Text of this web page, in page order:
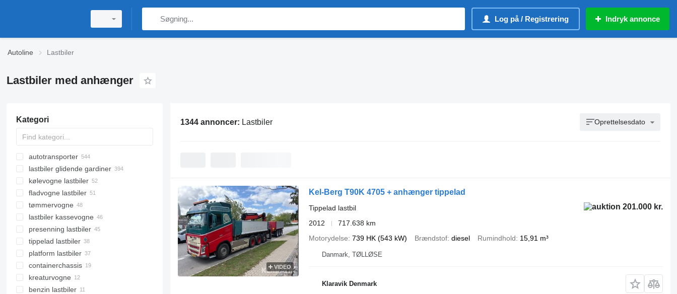
Log på / Registrering Indryk annonce
Autoline Lastbiler
Lastbiler med anhænger
Kategori
autotransporter
lastbiler glidende gardiner
kølevogne lastbiler
fladvogne lastbiler
tømmervogne
lastbiler kassevogne
presenning lastbiler
tippelad lastbiler
platform lastbiler
containerchassis
kreaturvogne
benzin lastbiler
1344 annoncer: Lastbiler Oprettelsesdato
VIDEO
Kel-Berg T90K 4705 + anhænger tippelad
201.000 kr.
Tippelad lastbil
2012
717.638 km
Motorydelse 739 HK (543 kW) Brændstof diesel Rumindhold 15,91 m³
Danmark, TØLLØSE
Klaravik Denmark